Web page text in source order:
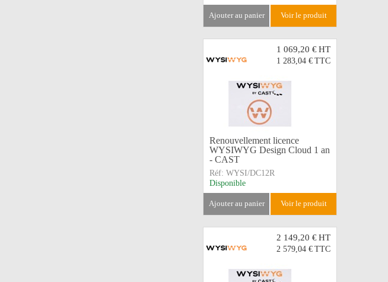
ajouter au panier voir le produit
1 069,20 €HT
1 283,04 € TTC
Renouvellement licence
WYSIWYG Design Cloud 1 an
- CAST
Réf: WYSI/DC12R
Disponible
ajouter au panier voir le produit
2 149,20 €HT
2 579,04 € TTC